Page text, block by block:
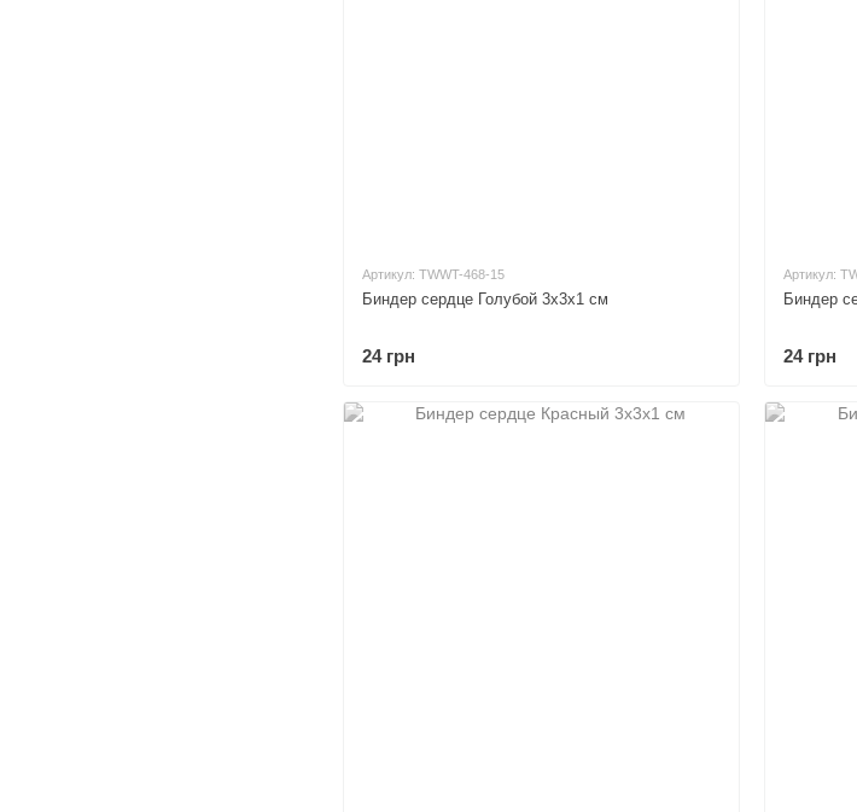
Артикул: TWWT-468-15
Биндер сердце Голубой 3х3х1 см
24 грн
Артикул:
Биндер
24 грн